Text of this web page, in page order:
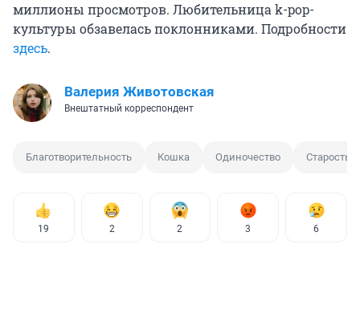
миллионы просмотров. Любительница k-pop-
культуры обзавелась поклонниками. Подробности
здесь.
Валерия Животовская
Внештатный корреспондент
Благотворительность Кошка Одиночество Старость
19 2 2 3 6